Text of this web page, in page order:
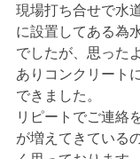
現場打ち合せで水
に設置してある為
でしたが、思った
ありコンクリート
できました。
リピートでご連絡
が増えてきている